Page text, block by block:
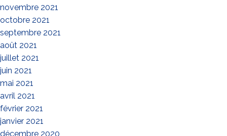
novembre 2021
octobre 2021
septembre 2021
août 2021
juillet 2021
juin 2021
mai 2021
avril 2021
février 2021
janvier 2021
décembre 2020